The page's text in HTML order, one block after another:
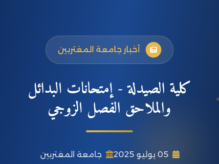
أخبار جامعة المغتربين
كلية الصيدلة - إمتحانات البدائل
والملاحق الفصل الزوجي
05 يوليو 2025 جامعة المغتربين